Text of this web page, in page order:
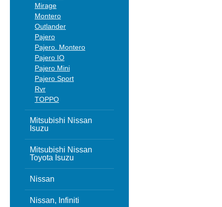
Mirage
Montero
Outlander
Pajero
Pajero. Montero
Pajero IO
Pajero Mini
Pajero Sport
Rvr
TOPPO
Mitsubishi Nissan
Isuzu
Mitsubishi Nissan
Toyota Isuzu
Nissan
Nissan, Infiniti